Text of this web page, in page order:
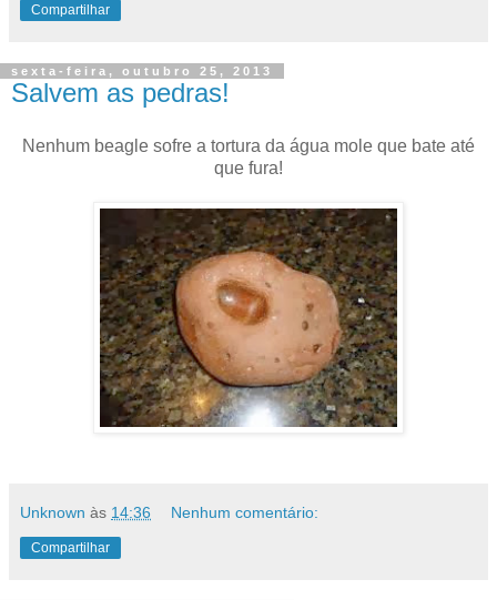
Compartilhar
sexta-feira, outubro 25, 2013
Salvem as pedras!
Nenhum beagle sofre a tortura da água mole que bate até
que fura!
Unknown às 14:36 Nenhum comentário:
Compartilhar